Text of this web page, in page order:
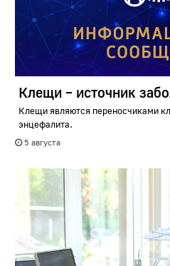
Клещи – источник
Клещи являются переносчиками
энцефалита.
5 августа